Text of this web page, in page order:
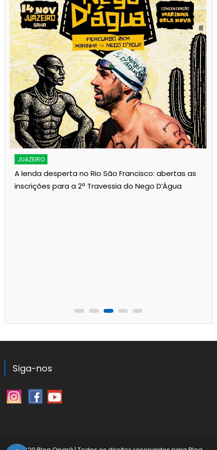
JUAZEIRO
A lenda desperta no Rio São Francisco: abertas as
inscrições para a 2ª Travessia do Nego D’Água
Siga-nos